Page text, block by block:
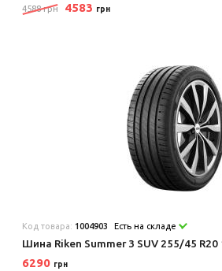
4588 грн 4583 грн
Код товара: 1004903 Есть на складе
Шина Riken Summer 3 SUV 255/45 R20
6290 грн